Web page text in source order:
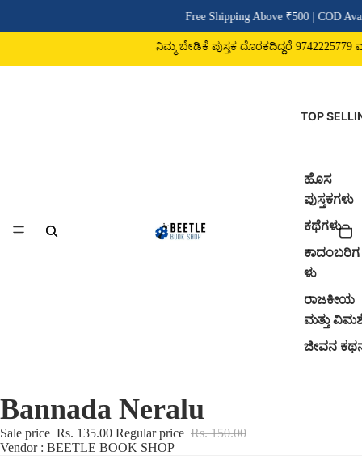
Free Shipping Above ₹500 | COD
ನಿಮ್ಮ ಬೇಡಿಕೆ ಪುಸ್ತಕ ದೊರಕದಿದ್ದರೆ 9742225779
TOP
ಹೊಸ
ಪುಸ್ತಕಗಳು
ಕಥೆಗಳು
ಕಾದಂಬರಿಗ
ಳು
ರಾಜಕೀಯ
ಮತ್ತು
ಜೀವನ
Bannada Neralu
Sale price Rs. 135.00 Regular price Rs. 150.00
Vendor : BEETLE BOOK SHOP